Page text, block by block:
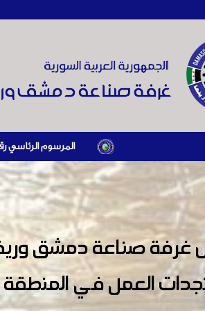
المرسوم الرئاسي رقم /69/ لعام 2026 .. دعم ضريبي للمنشآت المتضررة في إطار مسار التعافي الاقتصادي وإعادة تنشيط الإنتاج
غرفة صناعة دمشق
العمل في المنطقة